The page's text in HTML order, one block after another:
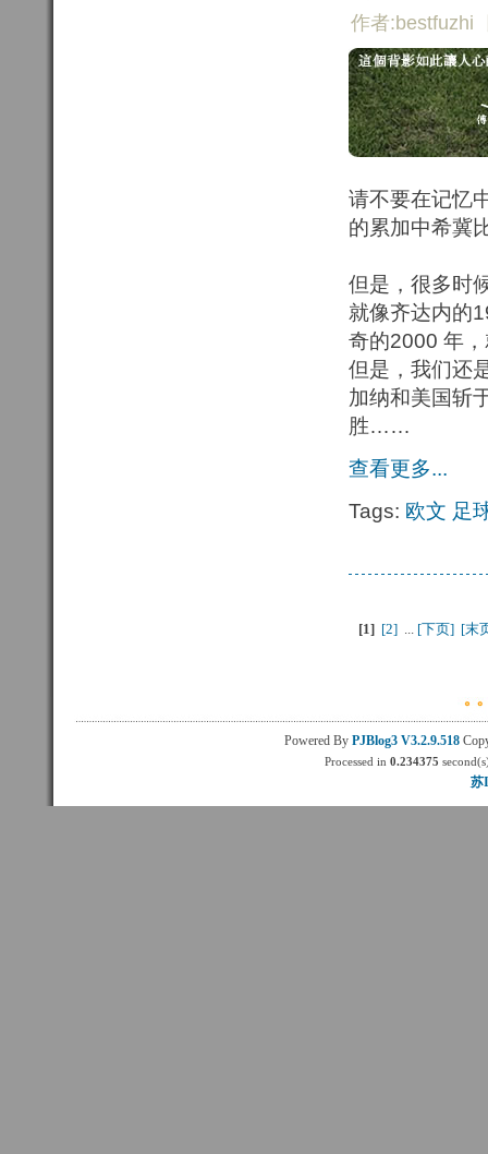
作者:bestfuzhi
请不要在记忆
的累加中希冀
但是，很多时
就像齐达内的
奇的2000 年
但是，我们还
加纳和美国斩
胜……
查看更多...
Tags: 欧文 足
[1] [2] ... [下页] [末
Powered By PJBlog3 V3.2.9.518
Processed in0.234375
苏